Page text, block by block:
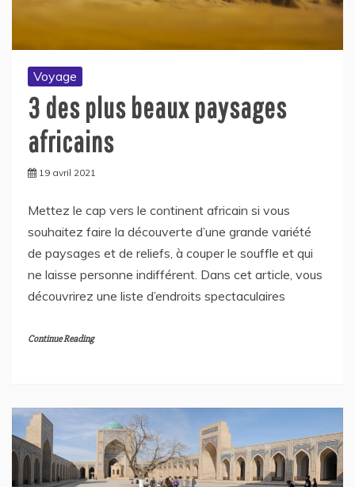
Voyage
3 des plus beaux paysages
africains
19 avril 2021
Mettez le cap vers le continent africain si vous
souhaitez faire la découverte d’une grande variété
de paysages et de reliefs, à couper le souffle et qui
ne laisse personne indifférent. Dans cet article, vous
découvrirez une liste d’endroits spectaculaires
Continue Reading